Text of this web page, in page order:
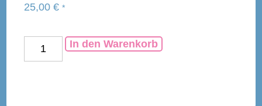
25,00€ *
In den Warenkorb